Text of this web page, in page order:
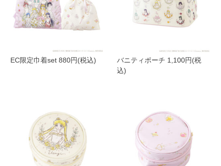
EC限定巾着set 880円(税込)
バニティポーチ 1,100円(税
込)